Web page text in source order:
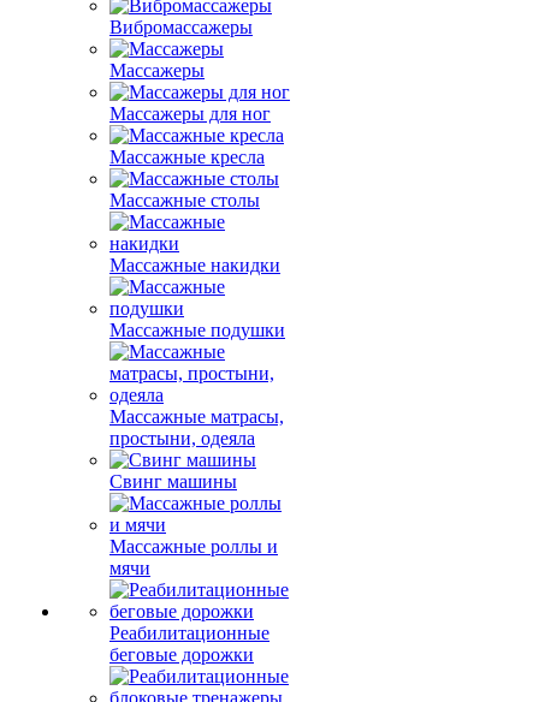
Вибромассажеры
Массажеры
Массажеры для ног
Массажные кресла
Массажные столы
Массажные накидки
Массажные подушки
Массажные матрасы,
простыни, одеяла
Свинг машины
Массажные роллы и
мячи
Реабилитационные
беговые дорожки